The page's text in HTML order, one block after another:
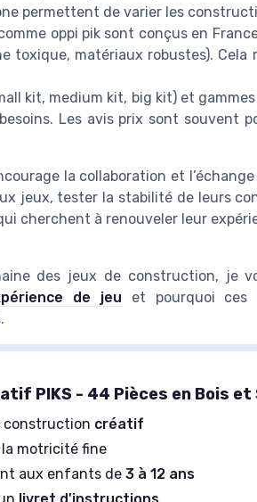
permettent de varier les
oppi pik sont conçus en
toxique, matériaux robustes). Cela
kit, medium kit, big kit) et
Les avis prix sont souvent
la collaboration et
jeux, tester la stabilité de leurs
cherchent à renouveler leur
des jeux de construction, je
de jeu et pourquoi ces
PIKS - 44 Pièces en Bois et
construction créatif
la motricité fine
aux enfants de3 à 12 ans